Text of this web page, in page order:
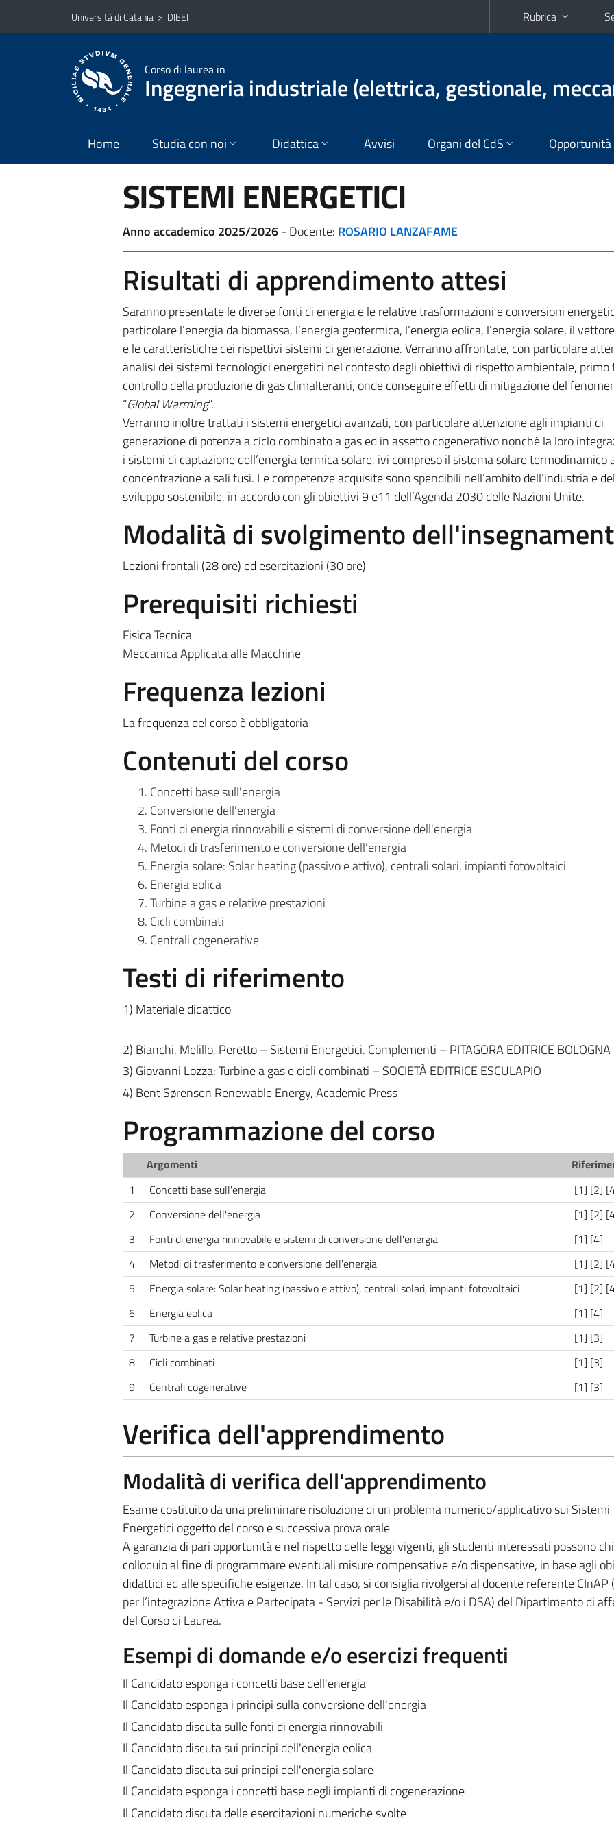
Vai al contenuto principale
Vai al menu di navigazione
Università di Catania > DIEEI Rubrica
Corso di laurea in
Ingegneria industriale (elettrica, gestionale,
Home Studia con noi Didattica Avvisi Organi del CdS Opportunità
SISTEMI ENERGETICI
Anno accademico 2025/2026- Docente: ROSARIO LANZAFAME
Risultati di apprendimento attesi
Saranno presentate le diverse fonti di energia e le relative trasformazioni e conversioni
particolare l’energia da biomassa, l’energia geotermica, l’energia eolica, l’energia solare, il
e le caratteristiche dei rispettivi sistemi di generazione. Verranno affrontate, con particolare
analisi dei sistemi tecnologici energetici nel contesto degli obiettivi di rispetto ambientale,
controllo della produzione di gas climalteranti, onde conseguire effetti di mitigazione del
“Global Warming”.
Verranno inoltre trattati i sistemi energetici avanzati, con particolare attenzione agli impianti di
generazione di potenza a ciclo combinato a gas ed in assetto cogenerativo nonché la loro
i sistemi di captazione dell’energia termica solare, ivi compreso il sistema solare termodinamico
concentrazione a sali fusi. Le competenze acquisite sono spendibili nell’ambito dell’industria e
sviluppo sostenibile, in accordo con gli obiettivi 9 e11 dell’Agenda 2030 delle Nazioni Unite.
Modalità di svolgimento
Lezioni frontali (28 ore) ed esercitazioni (30 ore)
Prerequisiti richiesti
Fisica Tecnica
Meccanica Applicata alle Macchine
Frequenza lezioni
La frequenza del corso è obbligatoria
Contenuti del corso
Concetti base sull'energia
Conversione dell'energia
Fonti di energia rinnovabili e sistemi di conversione dell'energia
Metodi di trasferimento e conversione dell'energia
Energia solare: Solar heating (passivo e attivo), centrali solari, impianti fotovoltaici
Energia eolica
Turbine a gas e relative prestazioni
Cicli combinati
Centrali cogenerative
Testi di riferimento
1) Materiale didattico
2) Bianchi, Melillo, Peretto – Sistemi Energetici. Complementi – PITAGORA EDITRICE BOLOGNA
3) Giovanni Lozza: Turbine a gas e cicli combinati – SOCIETÀ EDITRICE ESCULAPIO
4) Bent Sørensen Renewable Energy, Academic Press
Programmazione del corso
Argomenti
1
Concetti base sull'energia
[1] [2]
2
Conversione dell'energia
[1] [2]
3
Fonti di energia rinnovabile e sistemi di conversione dell'energia
[1] [4]
4
Metodi di trasferimento e conversione dell'energia
[1] [2]
5
Energia solare: Solar heating (passivo e attivo), centrali solari, impianti fotovoltaici
[1] [2]
6
Energia eolica
[1] [4]
7
Turbine a gas e relative prestazioni
[1] [3]
8
Cicli combinati
[1] [3]
9
Centrali cogenerative [1] [3]
Verifica dell'apprendimento
Modalità di verifica dell'apprendimento
Esame costituito da una preliminare risoluzione di un problema numerico/applicativo sui Sistemi
Energetici oggetto del corso e successiva prova orale
A garanzia di pari opportunità e nel rispetto delle leggi vigenti, gli studenti interessati possono
colloquio al fine di programmare eventuali misure compensative e/o dispensative, in base agli
didattici ed alle specifiche esigenze. In tal caso, si consiglia rivolgersi al docente referente CInAP
per l’integrazione Attiva e Partecipata - Servizi per le Disabilità e/o i DSA) del Dipartimento di
del Corso di Laurea.
Esempi di domande e/o esercizi frequenti
Il Candidato esponga i concetti base dell'energia
Il Candidato esponga i principi sulla conversione dell'energia
Il Candidato discuta sulle fonti di energia rinnovabili
Il Candidato discuta sui principi dell'energia eolica
Il Candidato discuta sui principi dell'energia solare
Il Candidato esponga i concetti base degli impianti di cogenerazione
Il Candidato discuta delle esercitazioni numeriche svolte